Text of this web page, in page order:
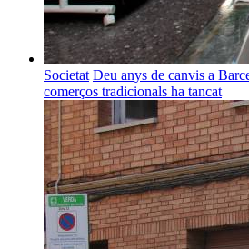
Societat Deu anys de canvis a
comerços tradicionals ha tancat